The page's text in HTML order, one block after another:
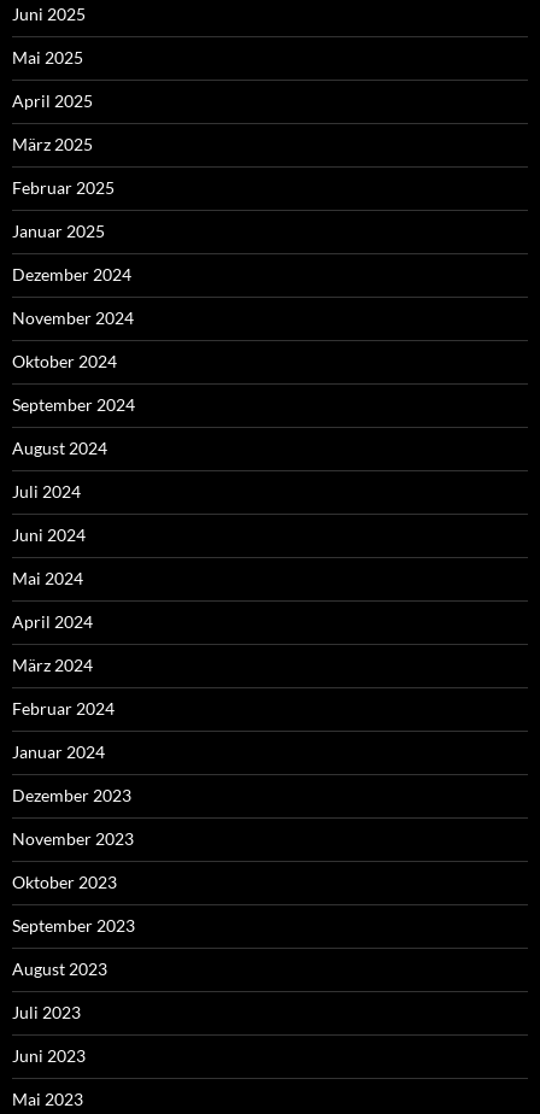
Juni 2025
Mai 2025
April 2025
März 2025
Februar 2025
Januar 2025
Dezember 2024
November 2024
Oktober 2024
September 2024
August 2024
Juli 2024
Juni 2024
Mai 2024
April 2024
März 2024
Februar 2024
Januar 2024
Dezember 2023
November 2023
Oktober 2023
September 2023
August 2023
Juli 2023
Juni 2023
Mai 2023